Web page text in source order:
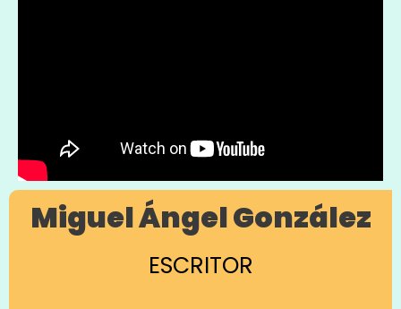
Miguel Ángel González
ESCRITOR